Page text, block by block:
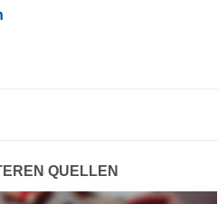
QUELLEN